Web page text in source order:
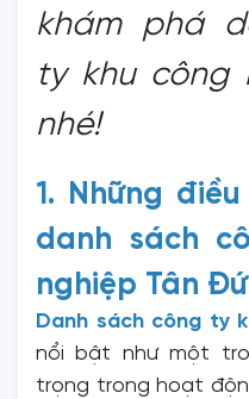
khám phá
ty khu công
nhé!
1. Những
danh sách
nghiệp Tân
Danh sách công ty
nổi bật như một
trọng trong hoạt